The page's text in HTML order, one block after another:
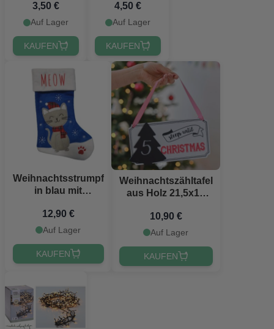
3,50 €
Auf Lager
KAUFEN
Weihnachten
Die Alte
4,50 €
Auf Lager
KAUFEN
Weihnachtsstrumpf
in blau mit
40x26 cm
12,90 €
Auf Lager
KAUFEN
Weihnachtszähltafel
aus Holz 21,5x17
10,90 €
Auf Lager
KAUFEN